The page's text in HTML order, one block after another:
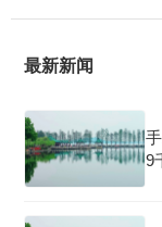
最新新闻
9